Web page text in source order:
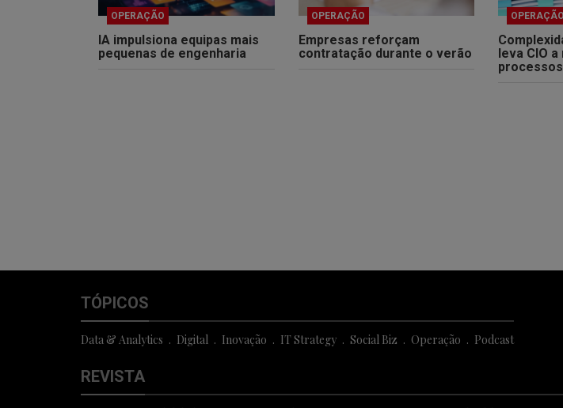
OPERAÇÃO
IA impulsiona equipas mais
pequenas de engenharia
OPERAÇÃO
Empresas reforçam
contratação durante o verão
OPERAÇÃO
leva CIO
TÓPICOS
Data & Analytics Digital Inovação IT Strategy Social Biz Operação Podcast
REVISTA